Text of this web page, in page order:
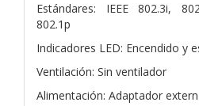
Estándares: IEEE 802.3i,
802.1p
Indicadores LED: Encendido y
Ventilación: Sin ventilador
Alimentación: Adaptador